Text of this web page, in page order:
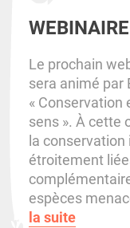
Le prochain
sera animé par
« Conservation
sens ». À cette
la
étroitement
espèces
la suite